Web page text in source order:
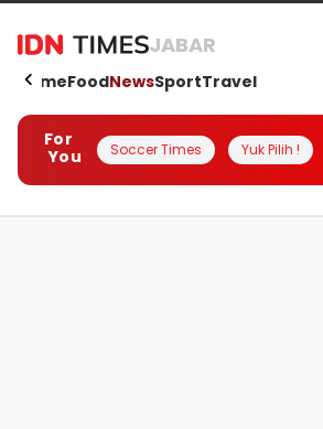
JABAR
HomeFoodNewsSportTravel
For
You
Soccer Times Yuk Pilih !